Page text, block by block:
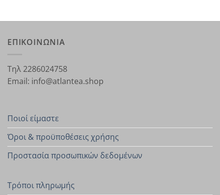
ΕΠΙΚΟΙΝΩΝΙΑ
Τηλ 2286024758
Email: info@atlantea.shop
Ποιοί είμαστε
Όροι & προϋποθέσεις χρήσης
Προστασία προσωπικών δεδομένων
Τρόποι πληρωμής